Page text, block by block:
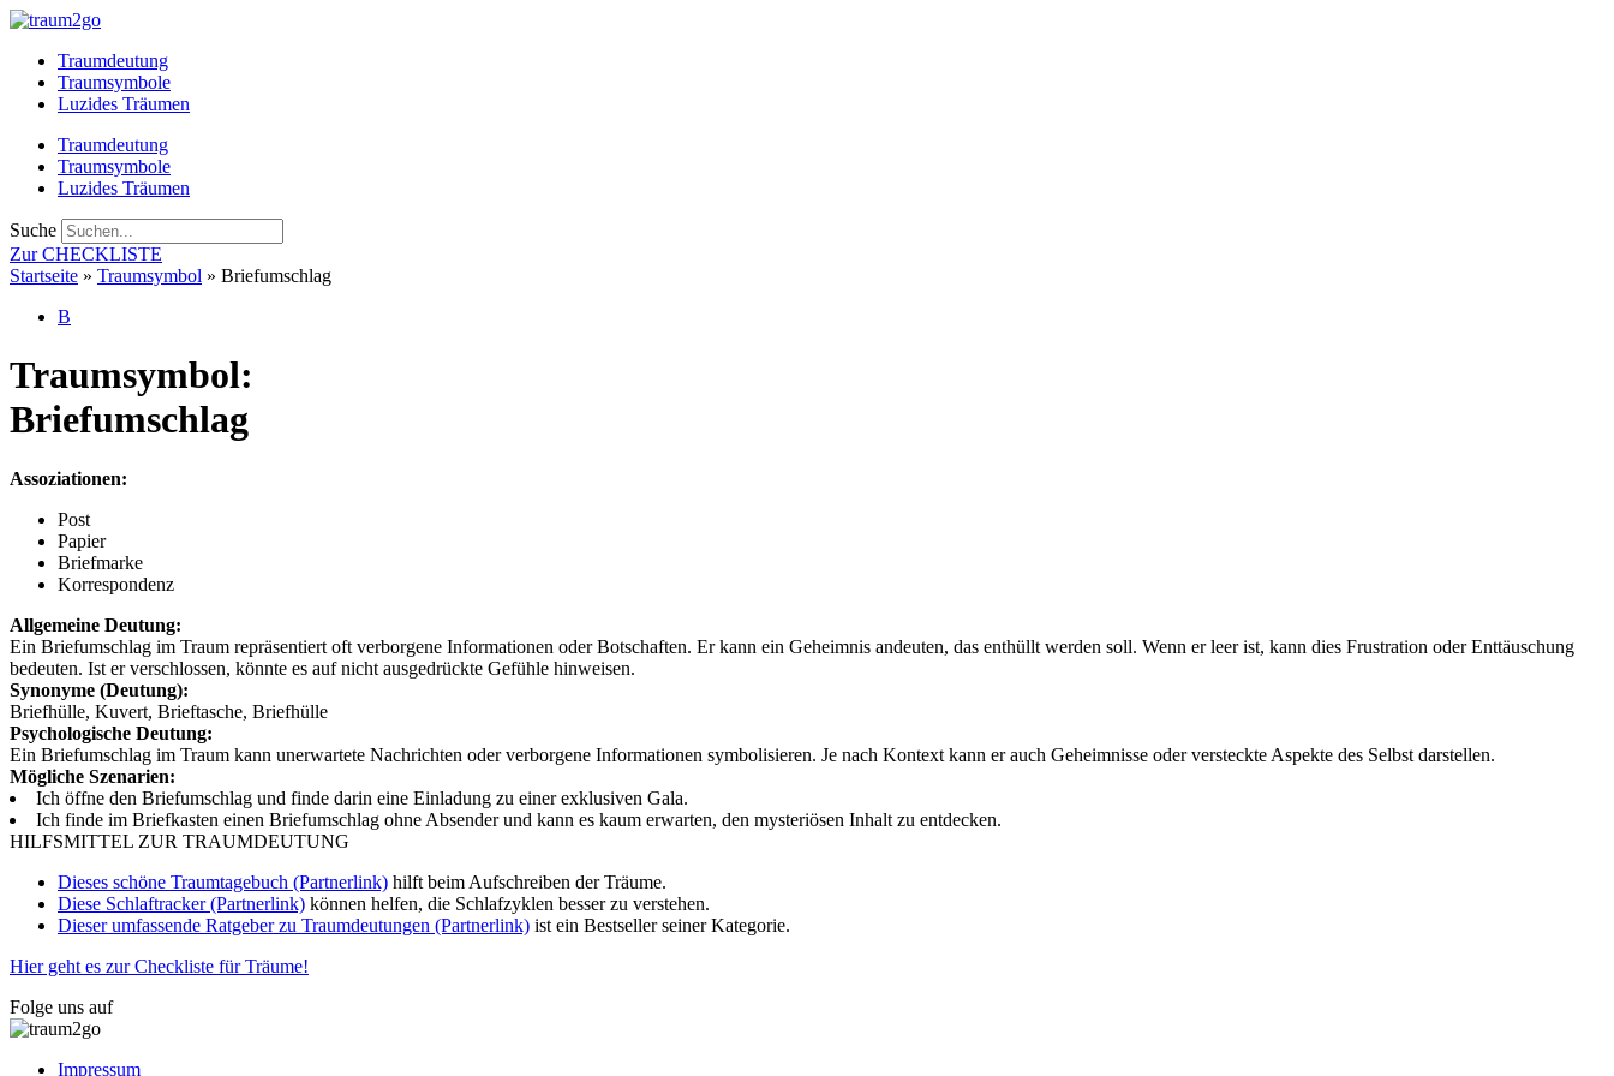
Zum
springenTraumdeutung
Traumsymbole
Luzides Träumen
Traumdeutung
Traumsymbole
Luzides Träumen
Suche
Zur CHECKLISTE
Startseite » Traumsymbol » Briefumschlag
B
Traumsymbol:
Briefumschlag
Assoziationen:
Post
Papier
Briefmarke
Korrespondenz
Allgemeine Deutung:
Ein Briefumschlag im Traum repräsentiert oft verborgene Informationen oder Botschaften. Er kann ein Geheimnis andeuten, das enthüllt werden soll. Wenn er leer ist, kann dies Frustration oder Enttäuschung
bedeuten. Ist er verschlossen, könnte es auf nicht ausgedrückte Gefühle hinweisen.
Synonyme (Deutung):
Briefhülle, Kuvert, Brieftasche, Briefhülle
Psychologische Deutung:
Ein Briefumschlag im Traum kann unerwartete Nachrichten oder verborgene Informationen symbolisieren. Je nach Kontext kann er auch Geheimnisse oder versteckte Aspekte des Selbst darstellen.
Mögliche Szenarien:
Ich öffne den Briefumschlag und finde darin eine Einladung zu einer exklusiven Gala.
Ich finde im Briefkasten einen Briefumschlag ohne Absender und kann es kaum erwarten, den mysteriösen Inhalt zu entdecken.
HILFSMITTEL ZUR TRAUMDEUTUNG
Dieses schöne Traumtagebuch (Partnerlink) hilft beim Aufschreiben der Träume.
Diese Schlaftracker (Partnerlink) können helfen, die Schlafzyklen besser zu verstehen.
Dieser umfassende Ratgeber zu Traumdeutungen (Partnerlink) ist ein Bestseller seiner Kategorie.
Hier geht es zur Checkliste für Träume!
Folge uns auf
Impressum